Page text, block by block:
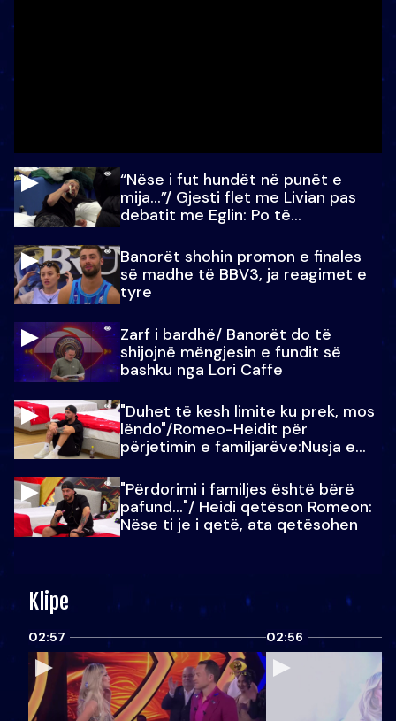
“Nëse i fut hundët në punët e
mija…”/ Gjesti flet me Livian pas
debatit me Eglin: Po të
Banorët shohin promon e finales
së madhe të BBV3, ja reagimet e
tyre
Zarf i bardhë/ Banorët do të
shijojnë mëngjesin e fundit së
bashku nga Lori Caffe
"Duhet të kesh limite ku prek, mos
lëndo"/Romeo-Heidit për
përjetimin e familjarëve:Nusja e
"Përdorimi i familjes është bërë
pafund…"/ Heidi qetëson Romeon:
Nëse ti je i qetë, ata qetësohen
Klipe
02:57 02:56